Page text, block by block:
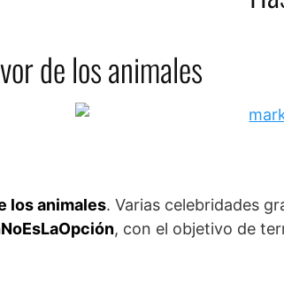
de los animales
los animales. Varias celebridades
, con el objetivo de